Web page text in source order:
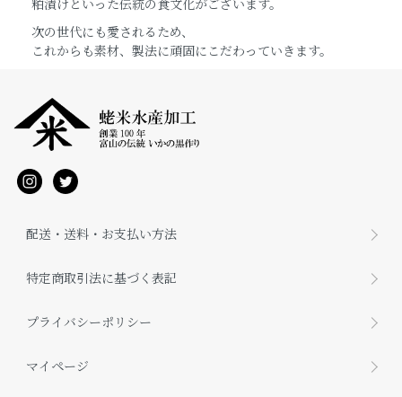
次の世代にも愛されるため、
これからも素材、製法に頑固にこだわっていきます。
配送・送料・お支払い方法
特定商取引法に基づく表記
プライバシーポリシー
マイページ